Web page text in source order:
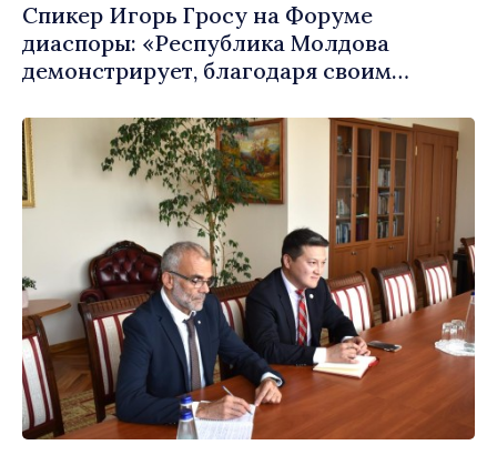
Спикер Игорь Гросу на Форуме
диаспоры: «Республика Молдова
демонстрирует, благодаря своим
заслуживает стать частью большой
европейской семьи»